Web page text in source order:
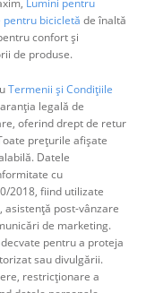
pentru bicicletă de înaltă
confort și
de produse.
Termenii și Condițiile
legală de
oferind drept de retur
prețurile afișate
Datele
cu
2018, fiind utilizate
post-vânzare
de marketing.
pentru a proteja
sau divulgării.
restricționare a